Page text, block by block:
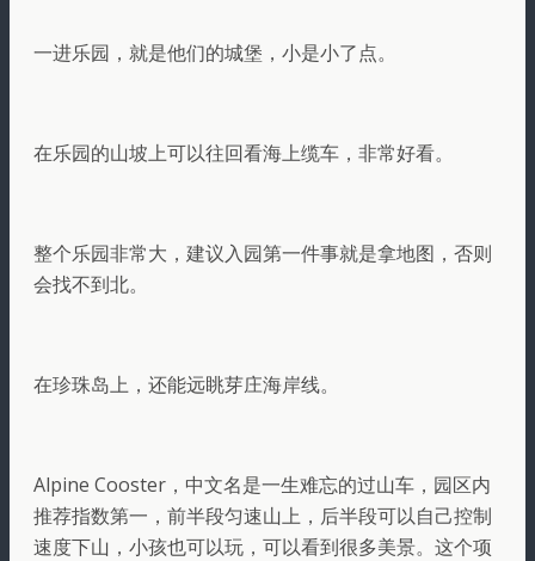
一进乐园，就是他们的城堡，小是小了点。
在乐园的山坡上可以往回看海上缆车，非常好看。
整个乐园非常大，建议入园第一件事就是拿地图，否则
会找不到北。
在珍珠岛上，还能远眺芽庄海岸线。
Alpine Cooster，中文名是一生难忘的过山车，园区内
推荐指数第一，前半段匀速山上，后半段可以自己控制
速度下山，小孩也可以玩，可以看到很多美景。这个项